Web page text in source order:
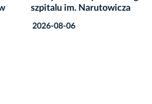
szpitalu im. Narutowicza
2026-08-06